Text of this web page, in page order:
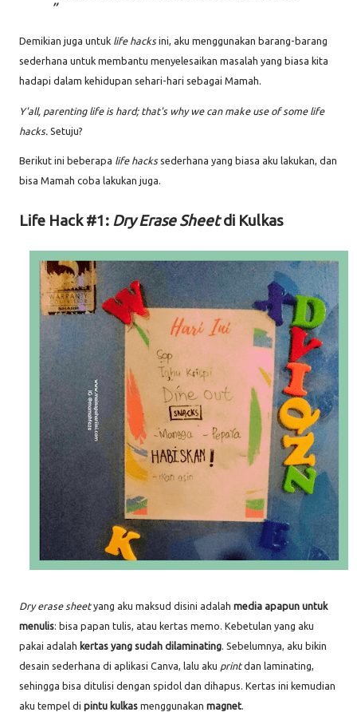
Demikian juga untuk life hacksini, aku menggunakan barang-barang
sederhana untuk membantu menyelesaikan masalah yang biasa kita
hadapi dalam kehidupan sehari-hari sebagai Mamah.
Y'all, parenting life is hard; that's why we can make use of some life
hacks. Setuju?
Berikut ini beberapa life hackssederhana yang biasa aku lakukan, dan
bisa Mamah coba lakukan juga.
Life Hack #1: Dry Erase Sheetdi Kulkas
Dry erase sheetyang aku maksud disini adalah media apapun untuk
menulis: bisa papan tulis, atau kertas memo. Kebetulan yang aku
pakai adalah kertas yang sudah dilaminating. Sebelumnya, aku bikin
desain sederhana di aplikasi Canva, lalu aku printdan laminating,
sehingga bisa ditulisi dengan spidol dan dihapus. Kertas ini kemudian
aku tempel di pintu kulkas menggunakan magnet.